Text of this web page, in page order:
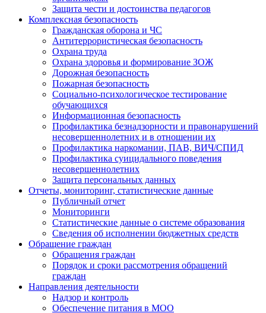
Защита чести и достоинства педагогов
Комплексная безопасность
Гражданская оборона и ЧС
Антитеррористическая безопасность
Охрана труда
Охрана здоровья и формирование ЗОЖ
Дорожная безопасность
Пожарная безопасность
Социально-психологическое тестирование
обучающихся
Информационная безопасность
Профилактика безнадзорности и правонарушений
несовершеннолетних и в отношении их
Профилактика наркомании, ПАВ, ВИЧ/СПИД
Профилактика суицидального поведения
несовершеннолетних
Защита персональных данных
Отчеты, мониторинг, статистические данные
Публичный отчет
Мониторинги
Статистические данные о системе образования
Сведения об исполнении бюджетных средств
Обращение граждан
Обращения граждан
Порядок и сроки рассмотрения обращений
граждан
Направления деятельности
Надзор и контроль
Обеспечение питания в МОО